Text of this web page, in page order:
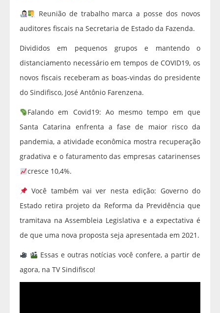
Reunião de trabalho marca a posse dos novos
auditores fiscais na Secretaria de Estado da Fazenda.
Divididos em pequenos grupos e mantendo o
distanciamento necessário em tempos de COVID19, os
novos fiscais receberam as boas-vindas do presidente
do Sindifisco, José Antônio Farenzena.
Falando em Covid19: Ao mesmo tempo em que
Santa Catarina enfrenta a fase de maior risco da
pandemia, a atividade econômica mostra recuperação
gradativa e o faturamento das empresas catarinenses
cresce 10,4%.
Você também vai ver nesta edição: Governo do
Estado retira projeto da Reforma da Previdência que
tramitava na Assembleia Legislativa e a expectativa é
de que uma nova proposta seja apresentada em 2021.
Essas e outras notícias você confere, a partir de
agora, na TV Sindifisco!